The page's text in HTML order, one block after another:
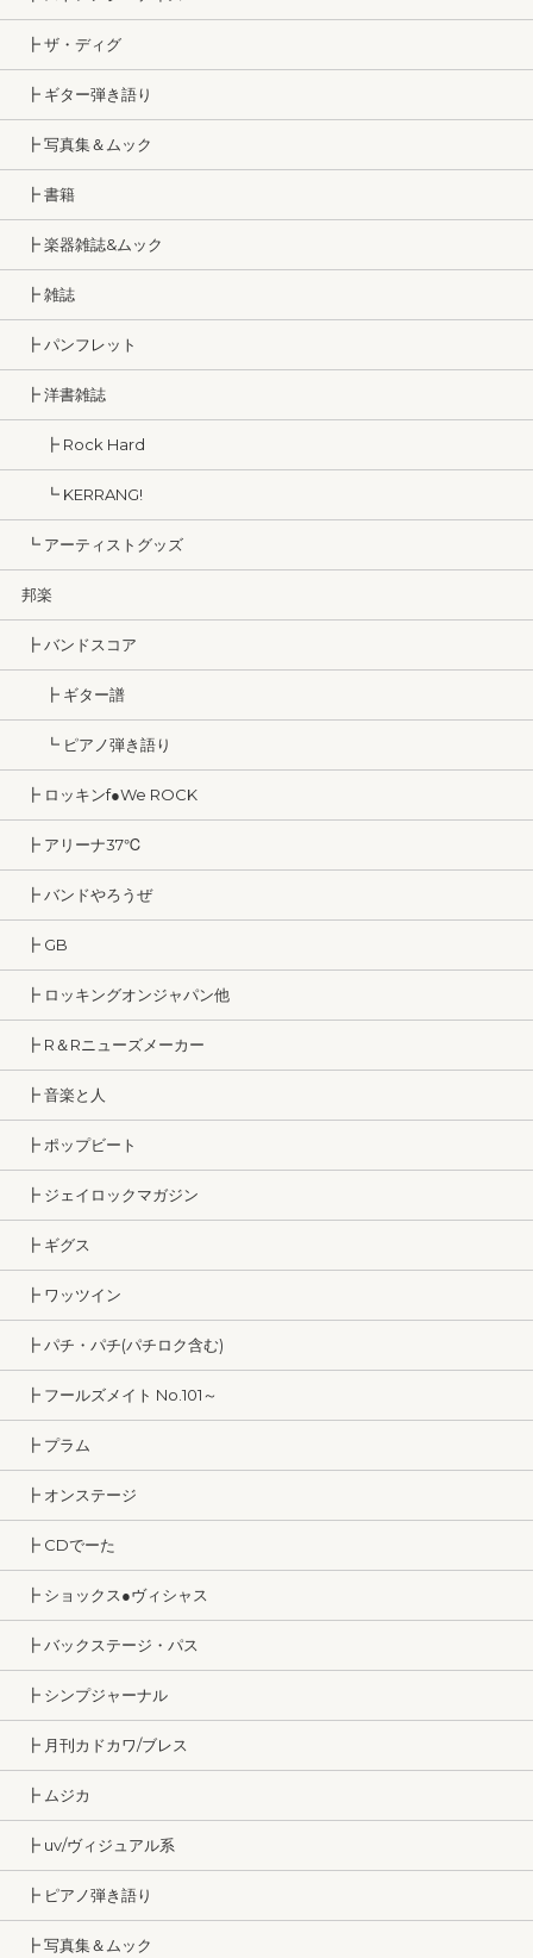
┣ ザ・ディグ
┣ ギター弾き語り
┣ 写真集＆ムック
┣ 書籍
┣ 楽器雑誌&ムック
┣ 雑誌
┣ パンフレット
┣ 洋書雑誌
┣ Rock Hard
┗ KERRANG!
┗ アーティストグッズ
邦楽
┣ バンドスコア
┣ ギター譜
┗ ピアノ弾き語り
┣ ロッキンf●We ROCK
┣ アリーナ37℃
┣ バンドやろうぜ
┣ GB
┣ ロッキングオンジャパン他
┣ R＆Rニューズメーカー
┣ 音楽と人
┣ ポップビート
┣ ジェイロックマガジン
┣ ギグス
┣ ワッツイン
┣ パチ・パチ(パチロク含む)
┣ フールズメイト No.101～
┣ プラム
┣ オンステージ
┣ CDでーた
┣ ショックス●ヴィシャス
┣ バックステージ・パス
┣ シンプジャーナル
┣ 月刊カドカワ/ブレス
┣ ムジカ
┣ uv/ヴィジュアル系
┣ ピアノ弾き語り
┣ 写真集＆ムック